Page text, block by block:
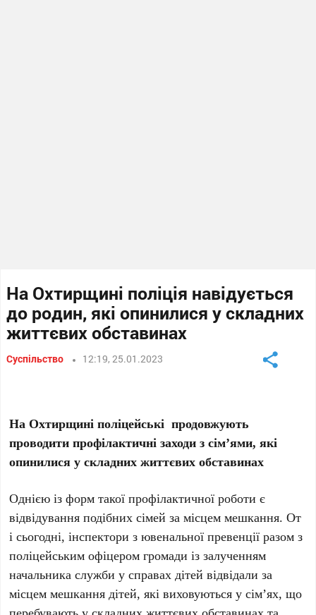
На Охтирщині поліція навідується
до родин, які опинилися у складних
життєвих обставинах
Суспільство 12:19, 25.01.2023
На Охтирщині поліцейські продовжують
проводити профілактичні заходи з сім’ями, які
опинилися у складних життєвих обставинах
Однією із форм такої профілактичної роботи є
відвідування подібних сімей за місцем мешкання. От
і сьогодні, інспектори з ювенальної превенції разом з
поліцейським офіцером громади із залученням
начальника служби у справах дітей відвідали за
місцем мешкання дітей, які виховуються у сім’ях, що